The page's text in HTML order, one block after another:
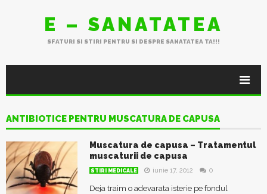
E – SANATATEA
SFATURI SI STIRI PENTRU SI DESPRE SANATATEA TA!!!
ANTIBIOTICE PENTRU MUSCATURA DE CAPUSA
Muscatura de capusa – Tratamentul
muscaturii de capusa
STIRI MEDICALE iunie 17, 2012 0
Deja traim o adevarata isterie pe fondul